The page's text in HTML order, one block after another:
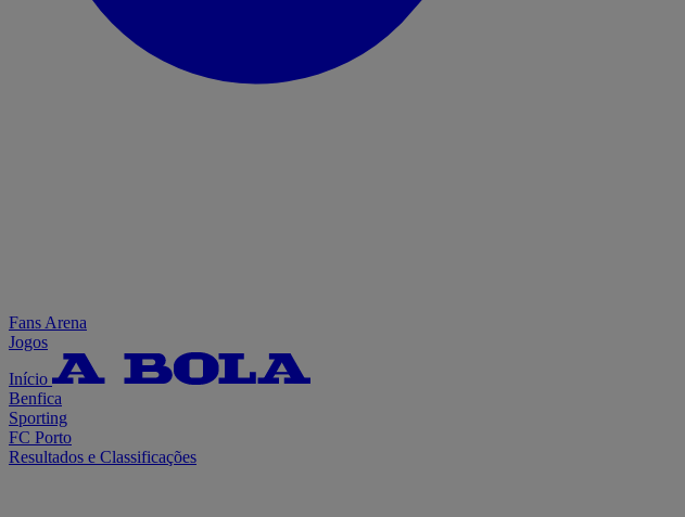
Fans Arena
Jogos
Início
Benfica
Sporting
FC Porto
Resultados e Classificações